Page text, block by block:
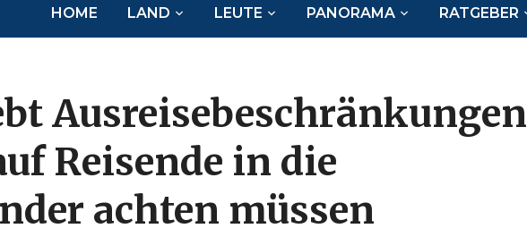
HOME LAND LEUTE PANORAMA RATGEBER
Ausreisebeschränkungen
Reisende in die
achten müssen